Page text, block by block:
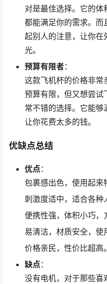
对是最佳选择。它的
都能满足你的需求。而
起别人的注意，让你在
光。
预算有限者：
这款飞机杯的价格非常
预算有限，但又想尝试
常不错的选择。它能
让你花费太多的钱。
优缺点总结
优点 ：
包裹感出色，使用起来
刺激度适中，适合各种
便携性强，体积小巧，
易清洁，材质安全，使
价格亲民，性价比超高。
缺点 ：
没有电机，对于那些喜